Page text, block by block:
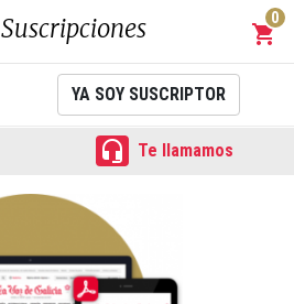
Suscripciones shopping_cart
0
YA SOY SUSCRIPTOR
 Te llamamos